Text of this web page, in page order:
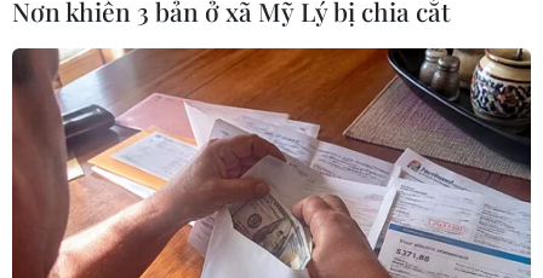
Chiến sỹ Trung đoàn 1, Sư đoàn 324, Quân khu 4 dọn dẹp bùn
đất, đường xá...tại huyện Lệ Thủy. (Ảnh: Danh Lam/TTXVN)
Nơn khiến 3 bản ở xã Mỹ Lý bị chia cắt